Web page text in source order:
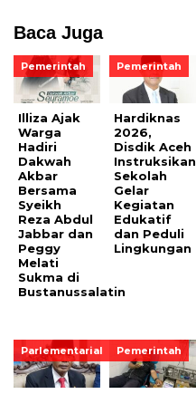
Baca Juga
Pemerintah
Illiza Ajak
Warga
Hadiri
Dakwah
Akbar
Bersama
Syeikh
Reza Abdul
Jabbar dan
Peggy
Melati
Sukma di
Bustanussalatin
Pemerintah
Hardiknas
2026,
Disdik Aceh
Instruksikan
Sekolah
Gelar
Kegiatan
Edukatif
dan Peduli
Lingkungan
Parlementarial Pemerintah